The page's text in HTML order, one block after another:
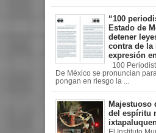
“100
Estado de
detener
contra de la
expresión
100
De México se pronuncian
pongan en riesgo la ...
Majestuoso
del espíritu